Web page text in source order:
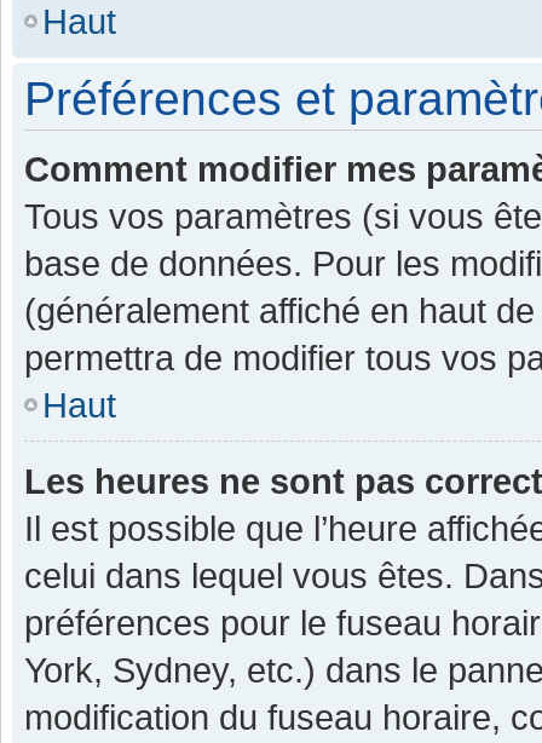
Haut
Préférences et
Comment modifier mes
Tous vos paramètres (si vous
base de données. Pour les
(généralement affiché en haut
permettra de modifier tous vos
Haut
Les heures ne sont pas
Il est possible que l’heure
celui dans lequel vous êtes.
préférences pour le fuseau
York, Sydney, etc.) dans le
modification du fuseau horaire,